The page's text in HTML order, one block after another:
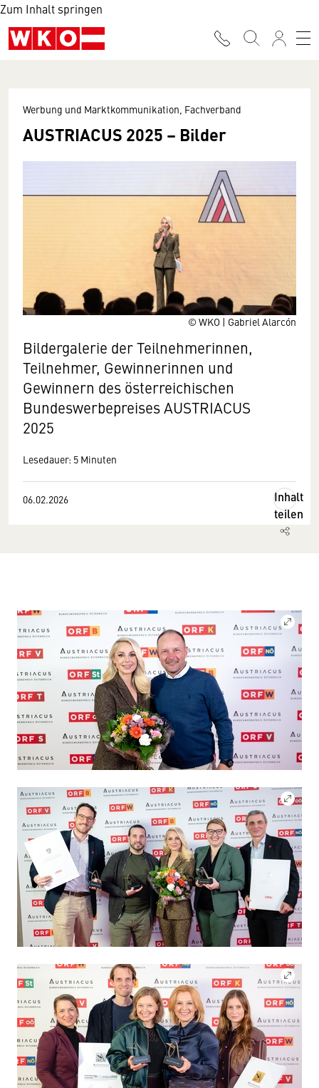
Zum Inhalt springen
© WKO | Gabriel Alarcón
Werbung und Marktkommunikation, Fachverband
AUSTRIACUS 2025 – Bilder
Bildergalerie der Teilnehmerinnen,
Teilnehmer, Gewinnerinnen und
Gewinnern des österreichischen
Bundeswerbepreises AUSTRIACUS
2025
Lesedauer: 5 Minuten
06.02.2026
Inhalt
teilen